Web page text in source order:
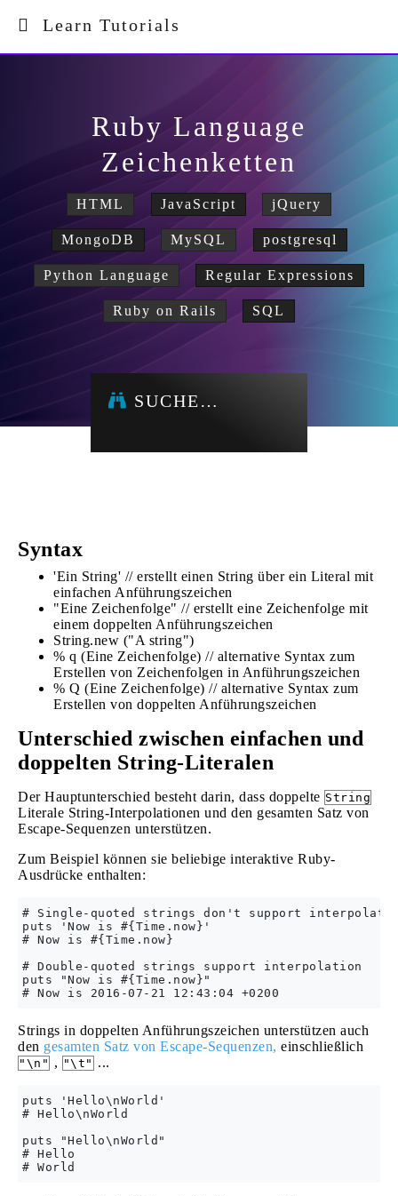
Learn Tutorials
Ruby Language
Zeichenketten
HTML JavaScript jQuery
MongoDB MySQL postgresql
Python Language Regular Expressions
Ruby on Rails SQL
SUCHE…
Syntax
'Ein String' // erstellt einen String über ein Literal mit
einfachen Anführungszeichen
"Eine Zeichenfolge" // erstellt eine Zeichenfolge mit
einem doppelten Anführungszeichen
String.new ("A string")
% q (Eine Zeichenfolge) // alternative Syntax zum
Erstellen von Zeichenfolgen in Anführungszeichen
% Q (Eine Zeichenfolge) // alternative Syntax zum
Erstellen von doppelten Anführungszeichen
Unterschied zwischen einfachen und
doppelten String-Literalen
Der Hauptunterschied besteht darin, dass doppelte String
Literale String-Interpolationen und den gesamten Satz von
Escape-Sequenzen unterstützen.
Zum Beispiel können sie beliebige interaktive Ruby-
Ausdrücke enthalten:
# Single-quoted strings don't support
puts 'Now is #{Time.now}'
# Now is #{Time.now}
# Double-quoted strings support interpolation
puts "Now is #{Time.now}"
Strings in doppelten Anführungszeichen unterstützen auch
den gesamten Satz von Escape-Sequenzen, einschließlich
"\n" , "\t" ...
puts 'Hello\nWorld'
# Hello\nWorld
puts "Hello\nWorld"
# Hello